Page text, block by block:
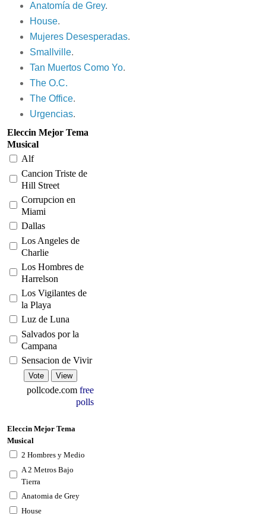
Anatomía de Grey.
House.
Mujeres Desesperadas.
Smallville.
Tan Muertos Como Yo.
The O.C.
The Office.
Urgencias.
Eleccin Mejor Tema
Musical
Alf
Cancion Triste de
Hill Street
Corrupcion en
Miami
Dallas
Los Angeles de
Charlie
Los Hombres de
Harrelson
Los Vigilantes de
la Playa
Luz de Luna
Salvados por la
Campana
Sensacion de Vivir
pollcode.com free
polls
Eleccin Mejor Tema
Musical
2 Hombres y Medio
A 2 Metros Bajo
Tierra
Anatomia de Grey
House